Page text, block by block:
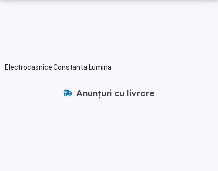
Electrocasnice Constanta Lumina
Anunțuri cu livrare